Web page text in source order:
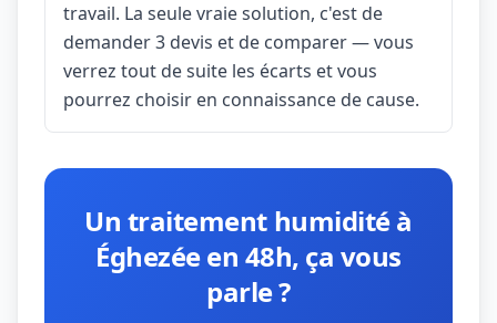
travail. La seule vraie solution, c'est de
demander 3 devis et de comparer — vous
verrez tout de suite les écarts et vous
pourrez choisir en connaissance de cause.
Un traitement humidité à
Éghezée en 48h, ça vous
parle ?